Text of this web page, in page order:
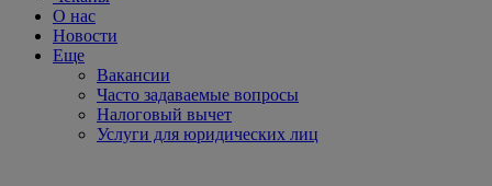
О нас
Новости
Еще
Вакансии
Часто задаваемые вопросы
Налоговый вычет
Услуги для юридических лиц